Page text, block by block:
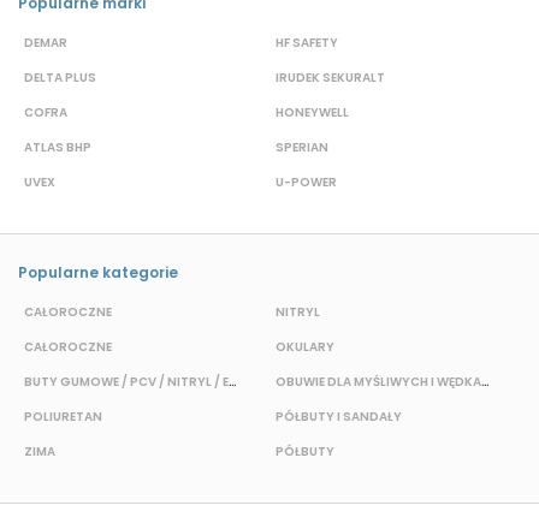
DEMAR
DELTA PLUS
COFRA
ATLAS BHP
UVEX
HF SAFETY
IRUDEK SEKURALT
HONEYWELL
SPERIAN
U-POWER
Popularne kategorie
CAŁOROCZNE
CAŁOROCZNE
BUTY GUMOWE / PCV / NITRYL / EVA
POLIURETAN
ZIMA
NITRYL
OKULARY
OBUWIE DLA MYŚLIWYCH I WĘDKARZY
PÓŁBUTY I SANDAŁY
PÓŁBUTY